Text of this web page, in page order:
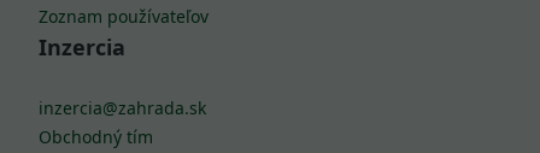
Zoznam používateľov
Inzercia
inzercia@zahrada.sk
Obchodný tím